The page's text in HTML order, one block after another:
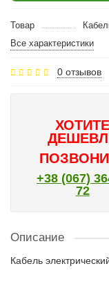
Товар
Все характеристики
0 отзывов
ХОТИТЕ
+38 (067)
72
Описание
Кабель